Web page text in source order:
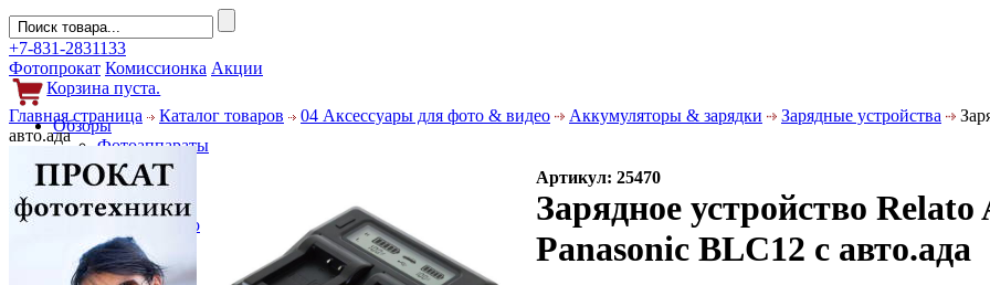
+7-831-2831133
Фотопрокат Комиссионка Акции
Корзина пуста.
Обзоры
Фотоаппараты
Объективы
Фильтры
Новости
Фото и видео
Гаджеты
Аксессуары
Главная страница Каталог товаров 04 Аксессуары для фото & видео Аккумуляторы & зарядки Зарядные устройства
авто.ада
Артикул: 25470
Зарядное устройство
Panasonic BLC12 с авто.ада